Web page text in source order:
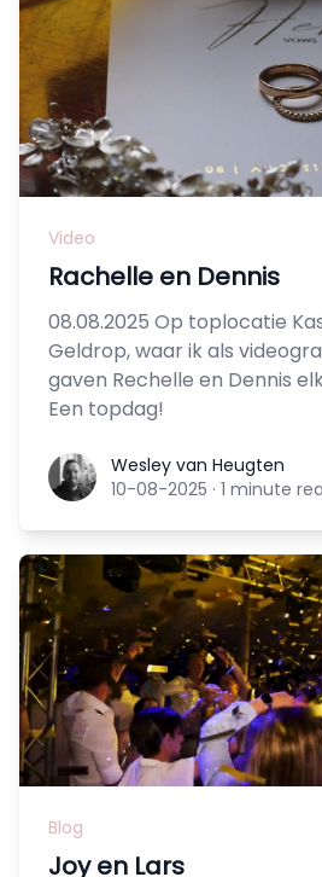
Video
Rachelle en Dennis
08.08.2025 Op toplocatie
Geldrop, waar ik als
gaven Rechelle en Dennis
Een topdag!
Wesley van Heugten
Wesley van Heugten
10-08-2025 · 1 minute
Blog
Joy en Lars